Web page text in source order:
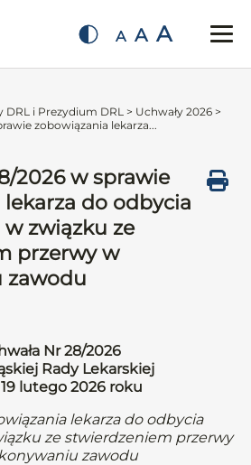
A A A
DRL i Prezydium DRL > Uchwały 2026 >
zobowiązania lekarza...
2026 w sprawie
do odbycia
związku ze
przerwy w
zawodu
Nr 28/2026
Rady Lekarskiej
lutego 2026 roku
lekarza do odbycia
ze stwierdzeniem przerwy
zawodu